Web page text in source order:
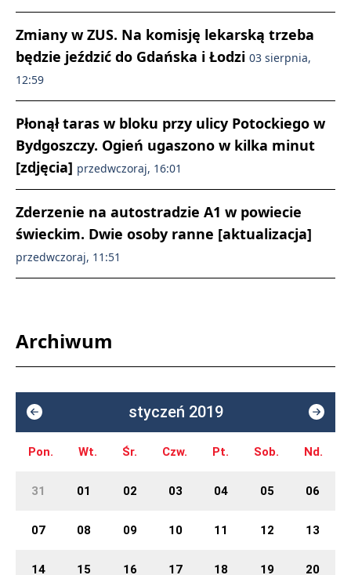
Zmiany w ZUS. Na komisję lekarską trzeba
będzie jeździć do Gdańska i Łodzi 03 sierpnia,
12:59
Płonął taras w bloku przy ulicy Potockiego w
Bydgoszczy. Ogień ugaszono w kilka minut
[zdjęcia] przedwczoraj, 16:01
Zderzenie na autostradzie A1 w powiecie
świeckim. Dwie osoby ranne [aktualizacja]
przedwczoraj, 11:51
Archiwum
styczeń 2019
Pon. Wt. Śr. Czw. Pt. Sob. Nd.
31 01 02 03 04 05 06
07 08 09 10 11 12 13
14 15 16 17 18 19 20